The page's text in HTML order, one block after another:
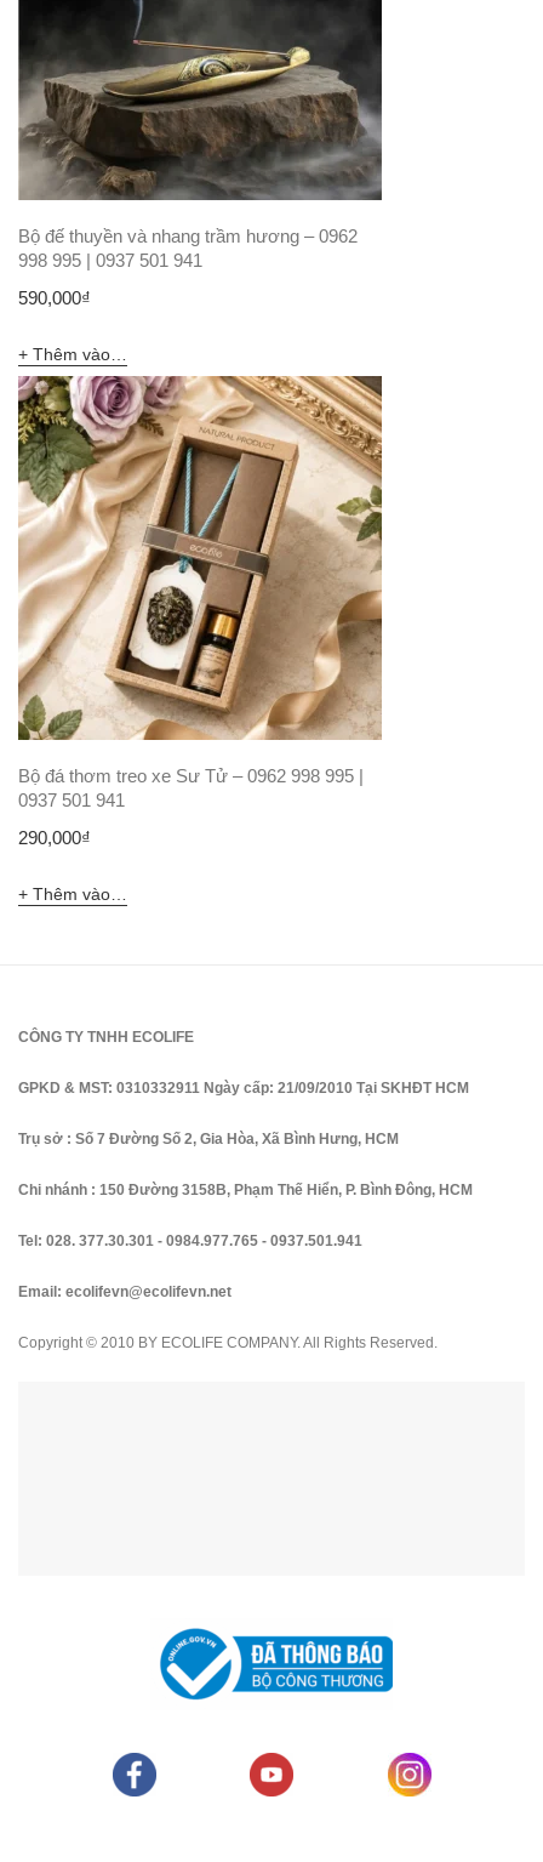
Bộ đế thuyền và nhang trầm hương – 0962
998 995 | 0937 501 941
590,000₫
Thêm vào giỏ hàng
Bộ đá thơm treo xe Sư Tử – 0962 998 995 |
0937 501 941
290,000₫
Thêm vào giỏ hàng
CÔNG TY TNHH ECOLIFE
GPKD & MST: 0310332911 Ngày cấp: 21/09/2010 Tại SKHĐT HCM
Trụ sở : Số 7 Đường Số 2, Gia Hòa, Xã Bình Hưng, HCM
Chi nhánh : 150 Đường 3158B, Phạm Thế Hiển, P. Bình Đông, HCM
Tel: 028. 377.30.301 - 0984.977.765 - 0937.501.941
Email: ecolifevn@ecolifevn.net
Copyright © 2010 BY ECOLIFE COMPANY. All Rights Reserved.